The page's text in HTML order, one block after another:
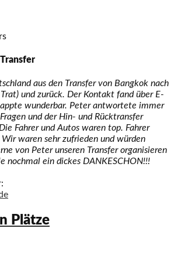
aus den Transfer von Bangkok nach
und zurück. Der Kontakt fand über E-
wunderbar. Peter antwortete immer
und der Hin- und Rücktransfer
Fahrer und Autos waren top. Fahrer
waren sehr zufrieden und würden
von Peter unseren Transfer organisieren
nochmal ein dickes DANKESCHON!!!
Plätze